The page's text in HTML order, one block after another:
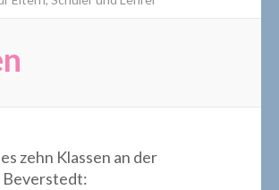
zehn Klassen an der
Beverstedt: